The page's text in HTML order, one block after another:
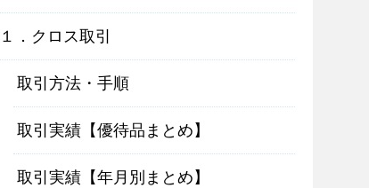
１．クロス取引
取引方法・手順
取引実績【優待品まとめ】
取引実績【年月別まとめ】